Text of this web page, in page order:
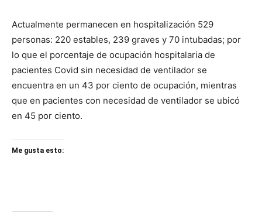
Actualmente permanecen en hospitalización 529
personas: 220 estables, 239 graves y 70 intubadas; por
lo que el porcentaje de ocupación hospitalaria de
pacientes Covid sin necesidad de ventilador se
encuentra en un 43 por ciento de ocupación, mientras
que en pacientes con necesidad de ventilador se ubicó
en 45 por ciento.
Me gusta esto: